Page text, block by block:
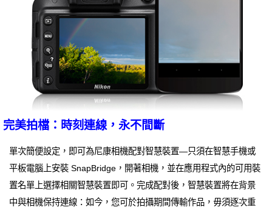
完美拍檔：時刻連線，永不間斷
單次簡便設定，即可為尼康相機配對智慧裝置—只須在智慧手機或
平板電腦上安裝 SnapBridge，開著相機，並在應用程式內的可用裝
置名單上選擇相關智慧裝置即可。完成配對後，智慧裝置將在背景
中與相機保持連線：如今，您可於拍攝期間傳輸作品，毋須逐次重